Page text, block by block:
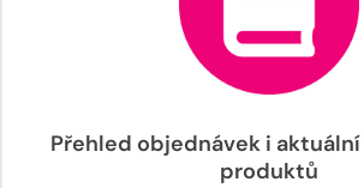
Přehled objednávek i
produktů